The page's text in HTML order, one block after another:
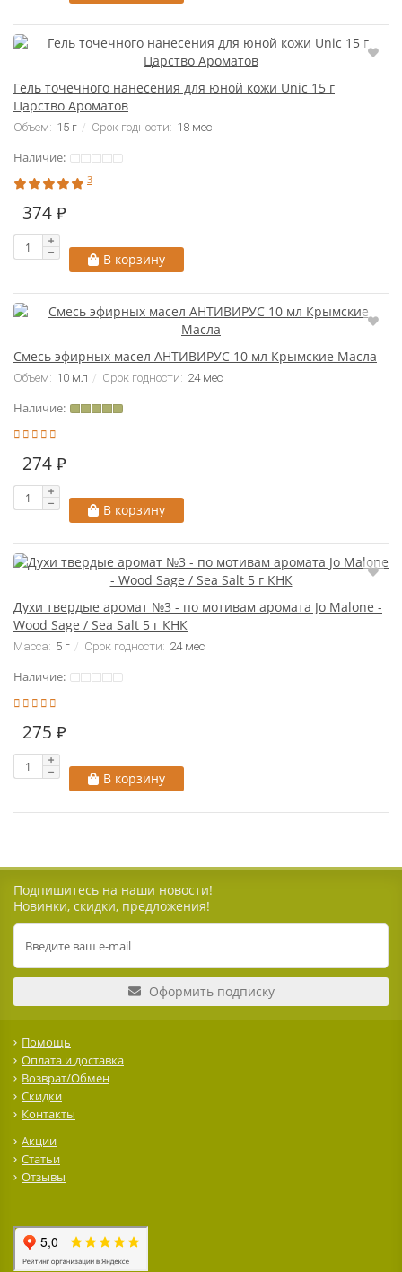
Гель точечного нанесения для юной кожи Unic 15 г
Царство Ароматов
Объем: 15 г Срок годности: 18 мес
Наличие:
3
374 ₽
В корзину
Смесь эфирных масел АНТИВИРУС 10 мл Крымские Масла
Объем: 10 мл Срок годности: 24 мес
Наличие:
274 ₽
В корзину
Духи твердые аромат №3 - по мотивам аромата Jo Malone -
Wood Sage / Sea Salt 5 г КНК
Масса: 5 г Срок годности: 24 мес
Наличие:
275 ₽
В корзину
Подпишитесь на наши новости!
Новинки, скидки, предложения!
Оформить подписку
Помощь
Оплата и доставка
Возврат/Обмен
Скидки
Контакты
Акции
Статьи
Отзывы